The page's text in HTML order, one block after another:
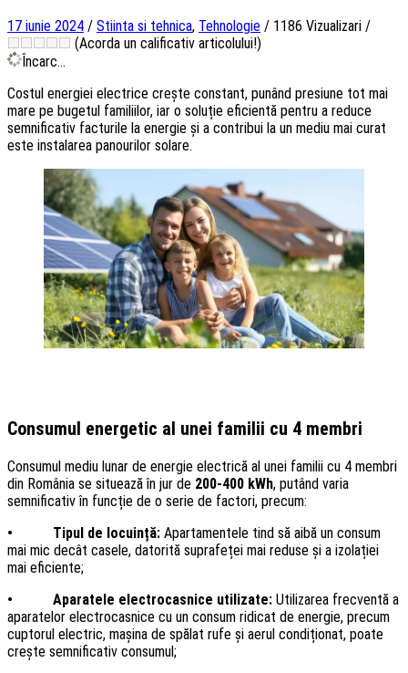
17 iunie 2024 / Stiinta si tehnica, Tehnologie / 1186 Vizualizari /
(Acorda un calificativ articolului!)
Încarc...
Costul energiei electrice crește constant, punând presiune tot mai
mare pe bugetul familiilor, iar o soluție eficientă pentru a reduce
semnificativ facturile la energie și a contribui la un mediu mai curat
este instalarea panourilor solare.
Consumul energetic al unei familii cu 4 membri
Consumul mediu lunar de energie electrică al unei familii cu 4 membri
din România se situează în jur de 200-400 kWh, putând varia
semnificativ în funcție de o serie de factori, precum:
• Tipul de locuință: Apartamentele tind să aibă un consum
mai mic decât casele, datorită suprafeței mai reduse și a izolației
mai eficiente;
• Aparatele electrocasnice utilizate: Utilizarea frecventă a
aparatelor electrocasnice cu un consum ridicat de energie, precum
cuptorul electric, mașina de spălat rufe și aerul condiționat, poate
crește semnificativ consumul;